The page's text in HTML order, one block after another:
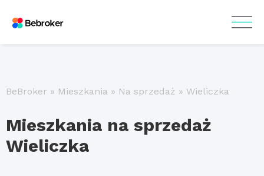
BeBroker » Mieszkania » Na sprzedaż » Wieliczka
Mieszkania na sprzedaż
Wieliczka